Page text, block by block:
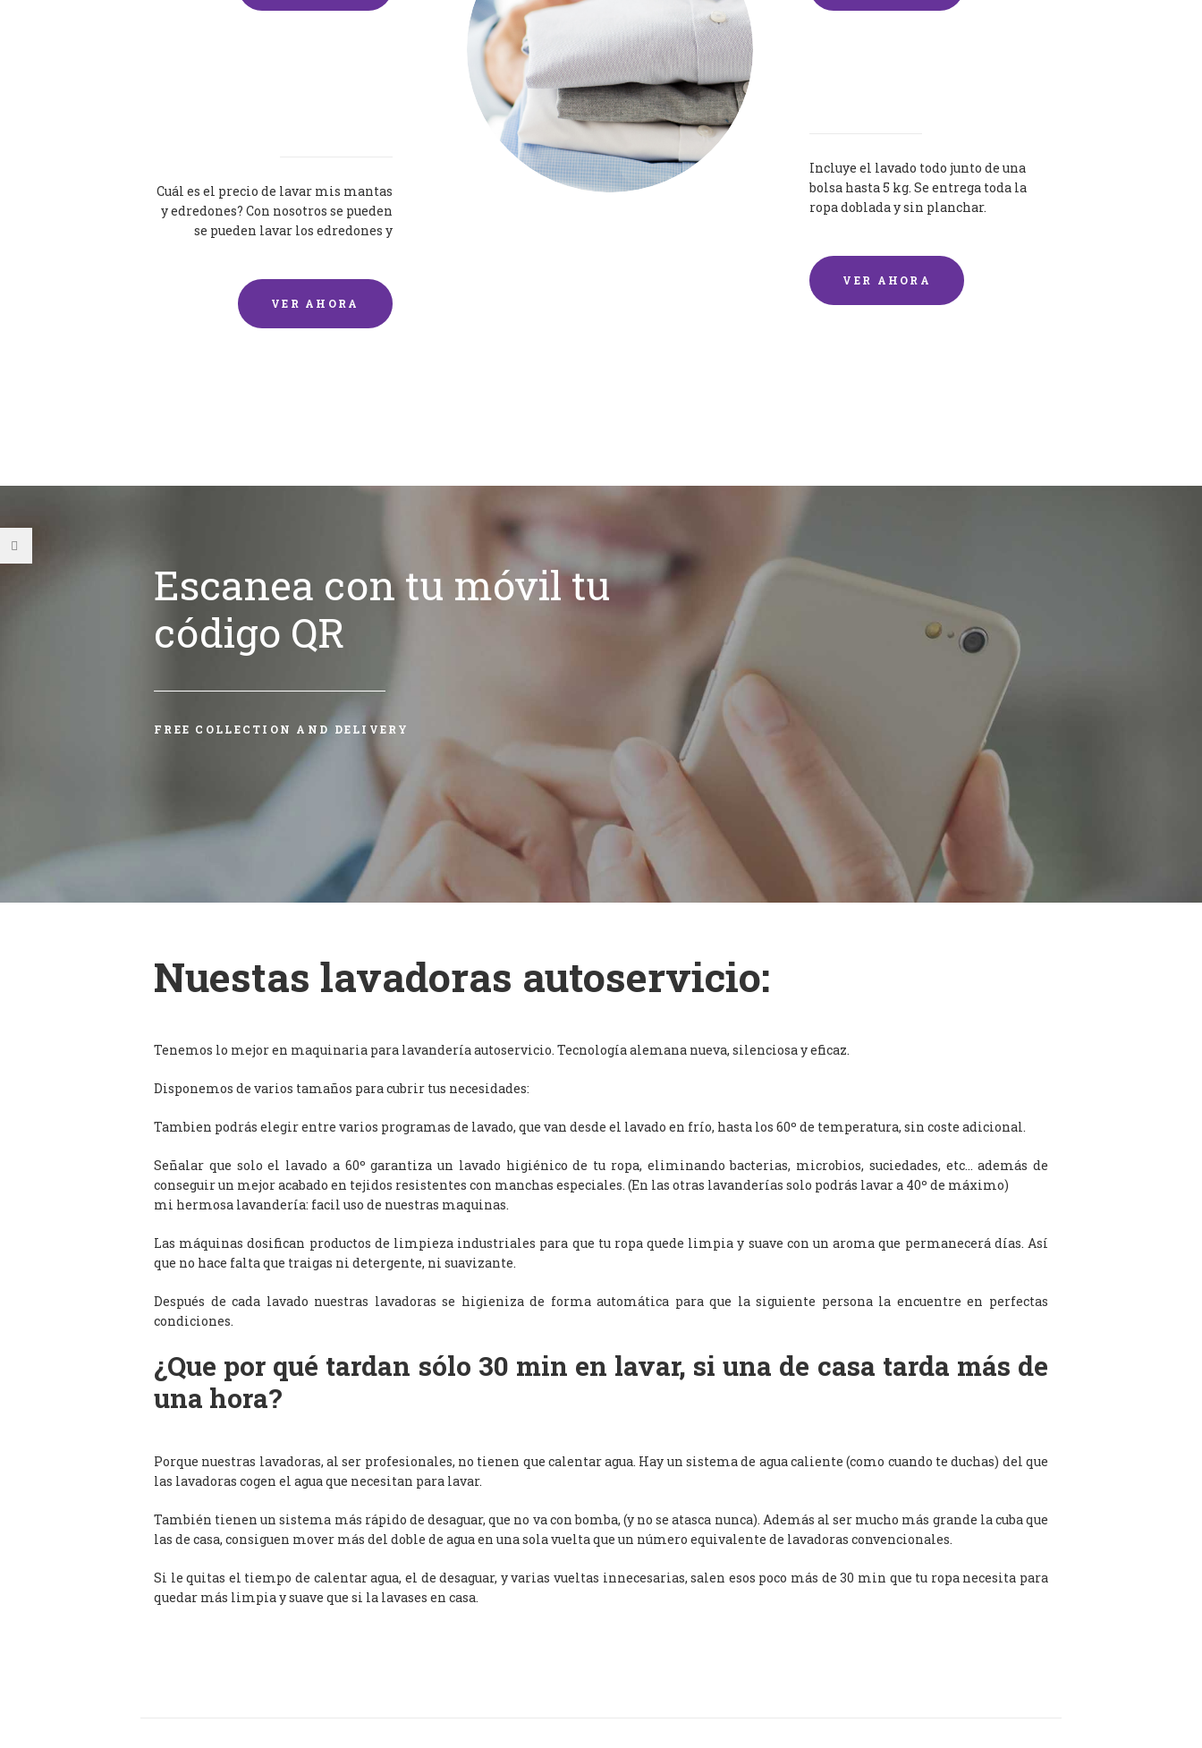
Cuál es el precio de lavar mis mantas
y edredones? Con nosotros se pueden
se pueden lavar los edredones y
VER AHORA
Incluye el lavado todo junto de una
bolsa hasta 5 kg. Se entrega toda la
ropa doblada y sin planchar.
VER AHORA
Escanea con tu móvil tu
código QR
FREE COLLECTION AND DELIVERY
Nuestas lavadoras autoservicio:
Tenemos lo mejor en maquinaria para lavandería autoservicio. Tecnología alemana nueva, silenciosa y eficaz.
Disponemos de varios tamaños para cubrir tus necesidades:
Tambien podrás elegir entre varios programas de lavado, que van desde el lavado en frío, hasta los 60º de temperatura, sin coste adicional.
Señalar que solo el lavado a 60º garantiza un lavado higiénico de tu ropa, eliminando bacterias, microbios, suciedades, etc… además de
conseguir un mejor acabado en tejidos resistentes con manchas especiales. (En las otras lavanderías solo podrás lavar a 40º de máximo)
mi hermosa lavandería: facil uso de nuestras maquinas.
Las máquinas dosifican productos de limpieza industriales para que tu ropa quede limpia y suave con un aroma que permanecerá días. Así
que no hace falta que traigas ni detergente, ni suavizante.
Después de cada lavado nuestras lavadoras se higieniza de forma automática para que la siguiente persona la encuentre en perfectas
condiciones.
¿Que por qué tardan sólo 30 min en lavar, si una de casa tarda más de
una hora?
Porque nuestras lavadoras, al ser profesionales, no tienen que calentar agua. Hay un sistema de agua caliente (como cuando te duchas) del que
las lavadoras cogen el agua que necesitan para lavar.
También tienen un sistema más rápido de desaguar, que no va con bomba, (y no se atasca nunca). Además al ser mucho más grande la cuba que
las de casa, consiguen mover más del doble de agua en una sola vuelta que un número equivalente de lavadoras convencionales.
Si le quitas el tiempo de calentar agua, el de desaguar, y varias vueltas innecesarias, salen esos poco más de 30 min que tu ropa necesita para
quedar más limpia y suave que si la lavases en casa.